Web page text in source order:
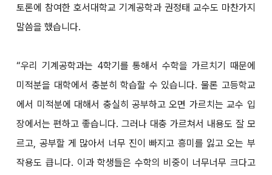
토론에 참여한 호서대학교 기계공학과 권정태 교수도 마찬가지
말씀을 했습니다.
“우리 기계공학과는 4학기를 통해서 수학을 가르치기 때문에
미적분을 대학에서 충분히 학습할 수 있습니다. 물론 고등학교
에서 미적분에 대해서 충실히 공부하고 오면 가르치는 교수 입
장에서는 편하고 좋습니다. 그러나 대충 가르쳐서 내용도 잘 모
르고, 공부할 게 많아서 너무 진이 빠지고 흥미를 잃고 오는 부
작용도 큽니다. 이과 학생들은 수학의 비중이 너무너무 크다고